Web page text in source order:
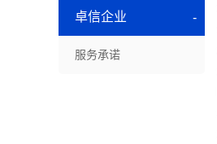
卓信企业
服务承诺